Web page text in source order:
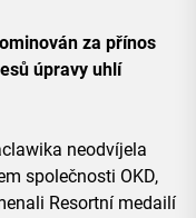
za přínos
úpravy uhlí
neodvíjela
společnosti OKD,
Resortní medailí